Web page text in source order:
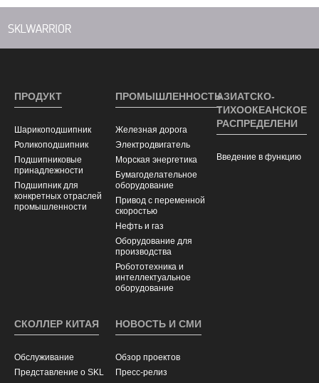
ПРОДУКТ
Шарикоподшипник
Роликоподшипник
Подшипниковые
принадлежности
Подшипник для
конкретных отраслей
промышленности
ПРОМЫШЛЕННОСТЬ
Железная дорога
Электродвигатель
Морская энергетика
Бумагоделательное
оборудование
Привод с переменной
скоростью
Нефть и газ
Оборудование для
производства
Робототехника и
интеллектуальное
оборудование
АЗИАТСКО-
ТИХООКЕАНСКОЕ
РАСПРЕДЕЛЕНИ
Введение в функцию
СКОЛЛЕР КИТАЯ
Обслуживание
Представление о SKL
НОВОСТЬ И СМИ
Обзор проектов
Пресс-релиз